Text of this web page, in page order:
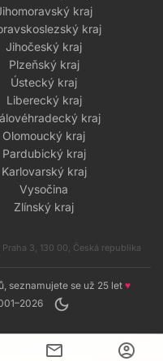
mail account_circle
kraj
kraj
Jihočeský kraj
Plzeňský kraj
Ústecký kraj
Liberecký kraj
kraj
Olomoucký kraj
Pardubický kraj
Karlovarský kraj
Vysočina
Zlínský kraj
3, 130 00, Česká republika
seznamujete se už 25 let ♥
dark_mode